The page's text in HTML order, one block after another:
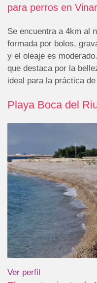
para perros en
Se encuentra a 4km al
formada por bolos,
y el oleaje es
que destaca por la
ideal para la práctica
Playa Boca del
Ver perfil